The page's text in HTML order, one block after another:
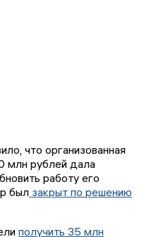
что организованная
млн рублей дала
работу его
был закрыт по решению
получить 35 млн